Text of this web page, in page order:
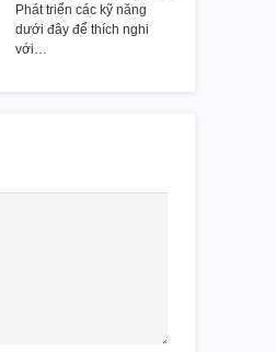
Phát triển các kỹ năng
dưới đây để thích nghi
với…